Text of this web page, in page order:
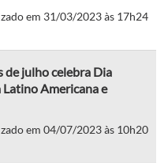
em 31/03/2023 às 17h24
de julho celebra Dia
Americana e
em 04/07/2023 às 10h20